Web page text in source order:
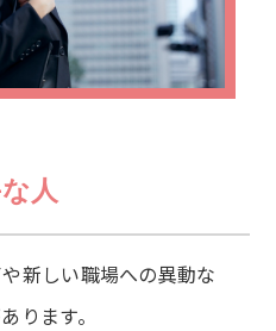
人
新しい職場への異動な
ります。